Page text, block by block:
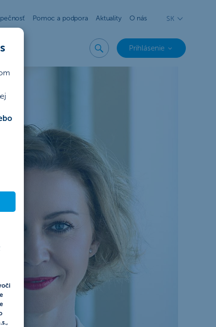
Pomoc a podpora Aktuality O nás SK
Prihlásenie